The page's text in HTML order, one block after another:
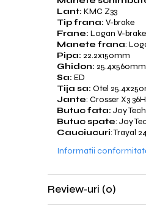
Lant: KMC Z33
Tip frana: V-brake
Frane: Logan V-brake
Manete frana:
Pipa: 22.2x150mm
Ghidon: 25.4x560mm
Sa: ED
Tija sa: Otel
Jante: Crosser X3 36H
Butuc fata: Joy
Butuc spate: Joy
Cauciucuri: Trayal
Informatii
Review-uri (0)